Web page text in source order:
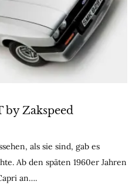
by Zakspeed
als sie sind, gab es
Ab den späten 1960er Jahren
an….